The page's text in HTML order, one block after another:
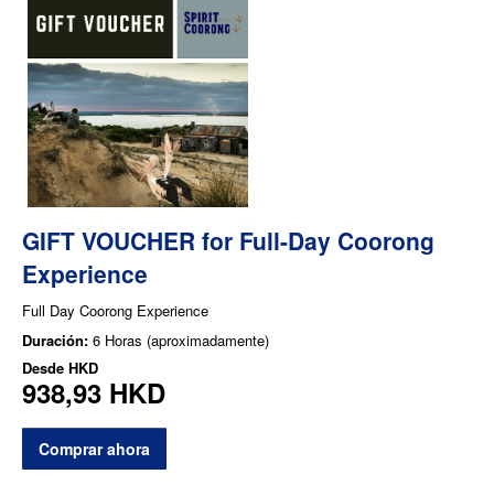
GIFT VOUCHER for Full-Day Coorong
Experience
Full Day Coorong Experience
Duración: 6 Horas (aproximadamente)
Desde HKD
938,93 HKD
Comprar ahora